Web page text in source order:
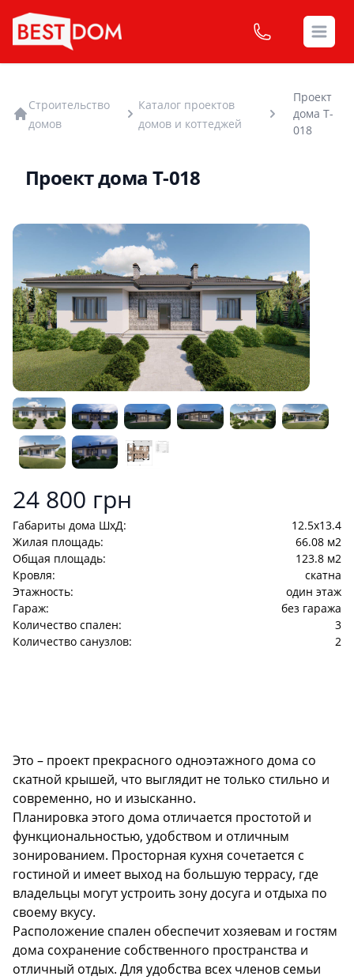
Строительство
домов
Каталог проектов
домов и коттеджей
Проект
дома T-
018
Проект дома T-018
Product information
24 800 грн
Габариты дома ШхД:
12.5x13.4
Жилая площадь:
66.08 м2
Общая площадь:
123.8 м2
Кровля:
cкатна
Этажность:
один этаж
Гараж:
без гаража
Количество спален:
3
Количество санузлов:
2
Description
Это – проект прекрасного одноэтажного дома со
скатной крышей, что выглядит не только стильно и
современно, но и изысканно.
Планировка этого дома отличается простотой и
функциональностью, удобством и отличным
зонированием. Просторная кухня сочетается с
гостиной и имеет выход на большую террасу, где
владельцы могут устроить зону досуга и отдыха по
своему вкусу.
Расположение спален обеспечит хозяевам и гостям
дома сохранение собственного пространства и
отличный отдых. Для удобства всех членов семьи